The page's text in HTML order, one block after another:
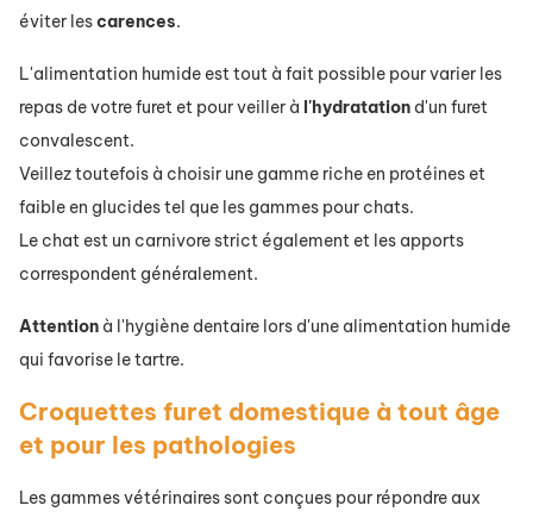
éviter lescarences.
L'alimentation humide est tout à fait possible pour varier les
repas de votre furet et pour veiller à l'hydratation d'un furet
convalescent.
Veillez toutefois à choisir une gamme riche en protéines et
faible en glucides tel que les gammes pour chats.
Le chat est un carnivore strict également et les apports
correspondent généralement.
Attention à l'hygiène dentaire lors d'une alimentation humide
qui favorise le tartre.
Croquettes furet domestique à tout âge
et pour les pathologies
Les gammes vétérinaires sont conçues pour répondre aux